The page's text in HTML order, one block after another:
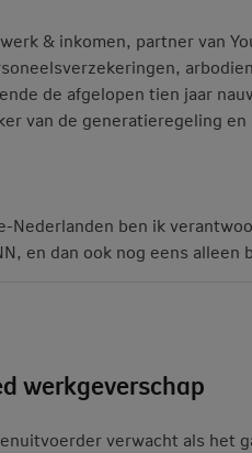
& inkomen, partner van
de afgelopen tien jaar
van de generatieregeling
Nederlanden ben ik
en dan ook nog eens alleen
werkgeverschap
verwacht als het